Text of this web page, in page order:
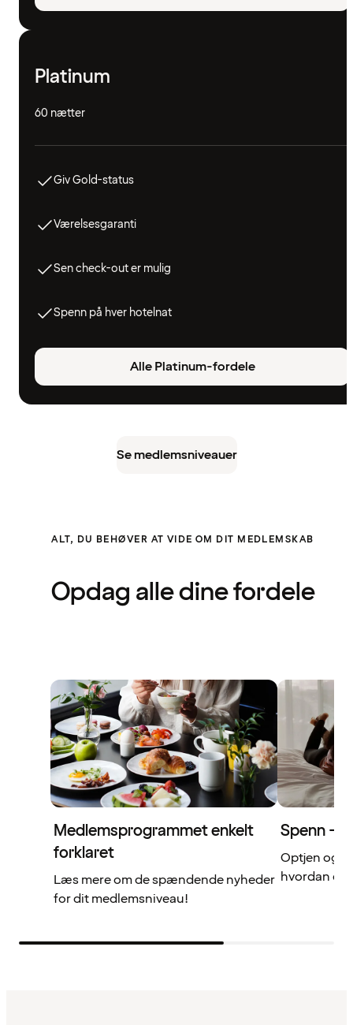
Platinum
60 nætter
Giv Gold-status
Værelsesgaranti
Sen check-out er mulig
Spenn på hver hotelnat
Alle Platinum-fordele
Se medlemsniveauer
ALT, DU BEHØVER AT VIDE OM DIT MEDLEMSKAB
Opdag alle dine fordele
Medlemsprogrammet enkelt
forklaret
Læs mere om de spændende nyheder
for dit medlemsniveau!
Spenn –
Optjen og
hvordan